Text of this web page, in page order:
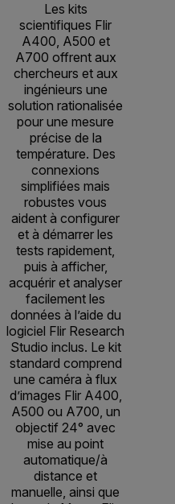
Les kits
scientifiques Flir
A400, A500 et
A700 offrent aux
chercheurs et aux
ingénieurs une
solution rationalisée
pour une mesure
précise de la
température. Des
connexions
simplifiées mais
robustes vous
aident à configurer
et à démarrer les
tests rapidement,
puis à afficher,
acquérir et analyser
facilement les
données à l’aide du
logiciel Flir Research
Studio inclus. Le kit
standard comprend
une caméra à flux
d’images Flir A400,
A500 ou A700, un
objectif 24° avec
mise au point
automatique/à
distance et
manuelle, ainsi que